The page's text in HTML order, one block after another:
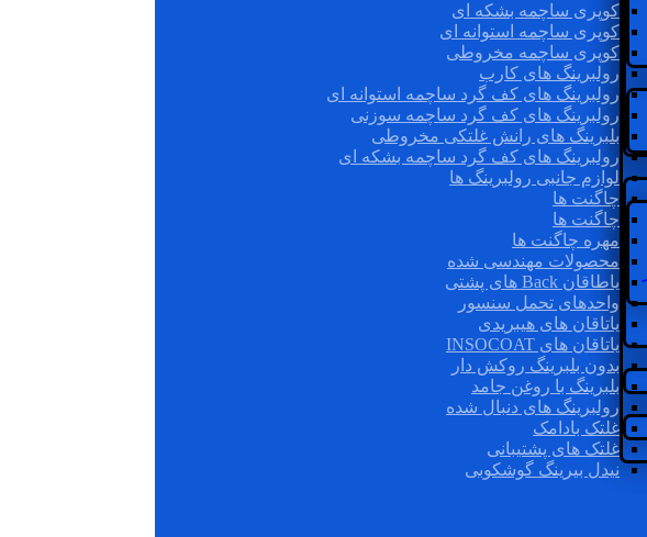
کوپری ساچمه بشکه ای
کوپری ساچمه استوانه ای
کوپری ساچمه مخروطی
رولبرینگ های کارب
رولبرینگ های کف گرد ساچمه استوانه ای
رولبرینگ های کف گرد ساچمه سوزنی
بلبرینگ های رانش غلتکی مخروطی
رولبرینگ های کف گرد ساچمه بشکه ای
لوازم جانبی رولبرینگ ها
چاگنت ها
چاگنت ها
مهره چاگنت ها
محصولات مهندسی شده
یاطاقان Back های پشتی
واحدهای تحمل سنسور
یاتاقان های هیبریدی
یاتاقان های INSOCOAT
بدون بلبرینگ روکش دار
بلبرینگ با روغن جامد
رولبرینگ های دنبال شده
غلتک بادامک
غلتک های پشتیبانی
نیدل بیرینگ گوشکوبی